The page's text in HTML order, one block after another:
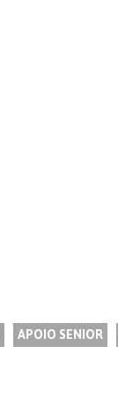
APOIO SENIOR